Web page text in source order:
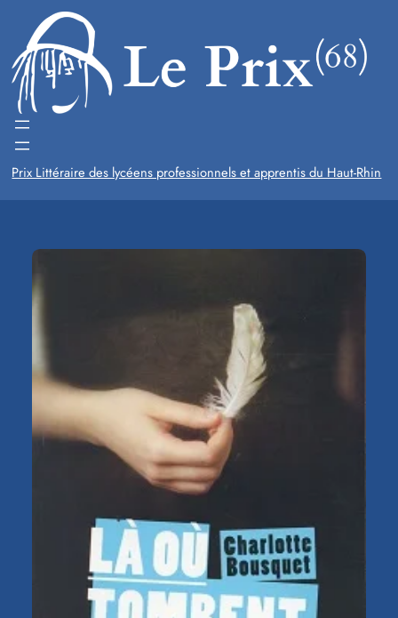
contenu
Prix Littéraire des lycéens professionnels et apprentis du Haut-Rhin